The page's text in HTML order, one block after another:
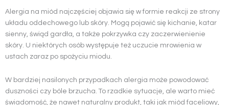
Alergia na miód najczęściej objawia się w formie reakcji ze strony
układu oddechowego lub skóry. Mogą pojawić się kichanie, katar
sienny, świąd gardła, a także pokrzywka czy zaczerwienienie
skóry. U niektórych osób występuje też uczucie mrowienia w
ustach zaraz po spożyciu miodu.
W bardziej nasilonych przypadkach alergia może powodować
duszności czy bóle brzucha. To rzadkie sytuacje, ale warto mieć
świadomość, że nawet naturalny produkt, taki jak miód faceliowy,